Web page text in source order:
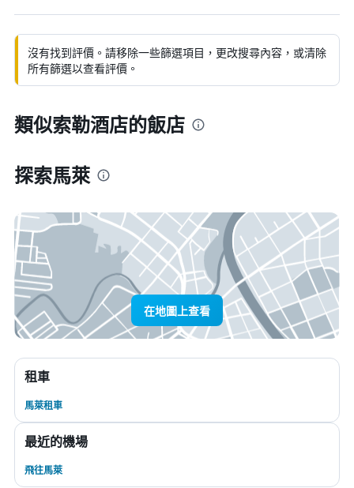
沒有找到評價。請移除一些篩選項目，更改搜尋內容，或清除
所有篩選以查看評價。
類似索勒酒店的飯店
探索馬萊
在地圖上查看
租車
馬萊租車
最近的機場
飛往馬萊